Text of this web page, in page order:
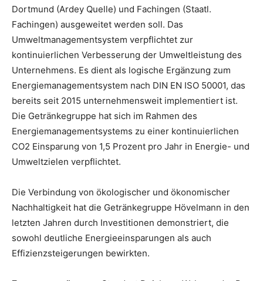
Dortmund (Ardey Quelle) und Fachingen (Staatl.
Fachingen) ausgeweitet werden soll. Das
Umweltmanagementsystem verpflichtet zur
kontinuierlichen Verbesserung der Umweltleistung des
Unternehmens. Es dient als logische Ergänzung zum
Energiemanagementsystem nach DIN EN ISO 50001, das
bereits seit 2015 unternehmensweit implementiert ist.
Die Getränkegruppe hat sich im Rahmen des
Energiemanagementsystems zu einer kontinuierlichen
CO2 Einsparung von 1,5 Prozent pro Jahr in Energie- und
Umweltzielen verpflichtet.
Die Verbindung von ökologischer und ökonomischer
Nachhaltigkeit hat die Getränkegruppe Hövelmann in den
letzten Jahren durch Investitionen demonstriert, die
sowohl deutliche Energieeinsparungen als auch
Effizienzsteigerungen bewirkten.